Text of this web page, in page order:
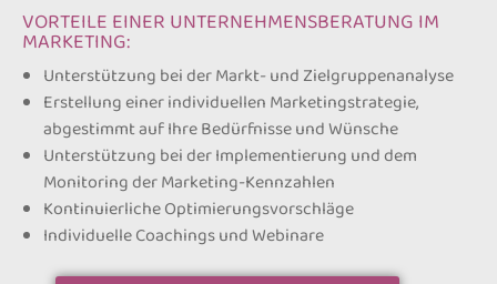
VORTEILE EINER UNTERNEHMENSBERATUNG IM
MARKETING:
Unterstützung bei der Markt- und Zielgruppenanalyse
Erstellung einer individuellen Marketingstrategie,
abgestimmt auf Ihre Bedürfnisse und Wünsche
Unterstützung bei der Implementierung und dem
Monitoring der Marketing-Kennzahlen
Kontinuierliche Optimierungsvorschläge
Individuelle Coachings und Webinare